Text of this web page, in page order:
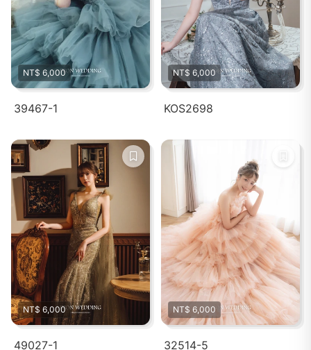
NT$ 6,000
39467-1
NT$ 6,000
KOS2698
NT$ 6,000
49027-1
NT$ 6,000
32514-5